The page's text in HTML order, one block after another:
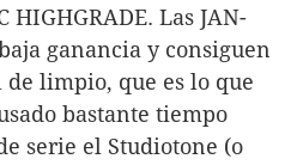
HIGHGRADE. Las JAN-
ganancia y consiguen
limpio, que es lo que
bastante tiempo
serie el Studiotone (o